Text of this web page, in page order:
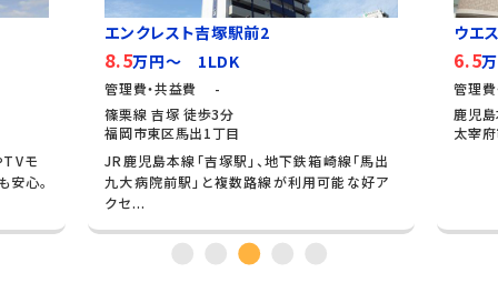
TVモ
安心。
エンクレスト吉塚駅前2
8.5万円～ 1LDK
管理費・共益費 -
篠栗線 吉塚 徒歩3分
福岡市東区馬出1丁目
JR鹿児島本線「吉塚駅」、地下鉄箱崎線「馬出
九大病院前駅」と複数路線が利用可能な好ア
クセ...
ウエ
6.5
管理
鹿児
太宰